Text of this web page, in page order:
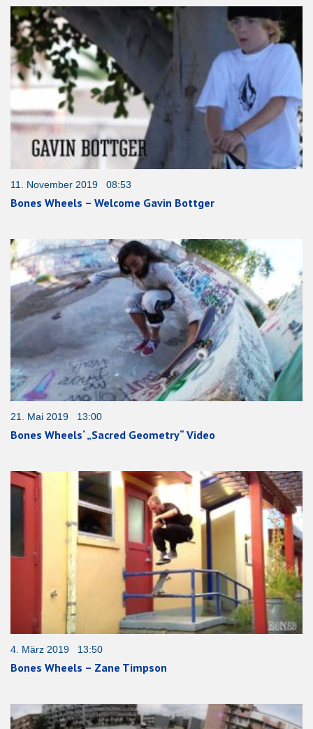
11. November 2019 08:53
Bones Wheels – Welcome Gavin Bottger
21. Mai 2019 13:00
Bones Wheels‘ „Sacred Geometry“ Video
4. März 2019 13:50
Bones Wheels – Zane Timpson